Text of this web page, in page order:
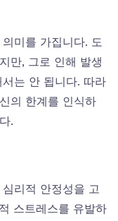
미를 가집니다. 도
만, 그로 인해 발생
는 안 됩니다. 따라
의 한계를 인식하
.
리적 안정성을 고
스트레스를 유발하